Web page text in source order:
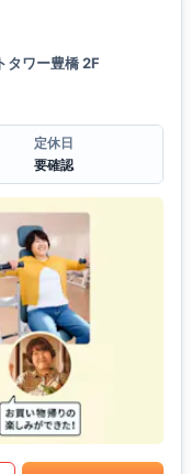
タワー豊橋 2F
定休日
要確認